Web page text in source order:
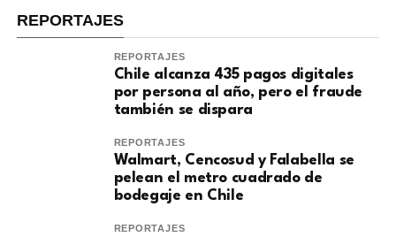
REPORTAJES
REPORTAJES
Chile alcanza 435 pagos digitales
por persona al año, pero el fraude
también se dispara
REPORTAJES
Walmart, Cencosud y Falabella se
pelean el metro cuadrado de
bodegaje en Chile
REPORTAJES